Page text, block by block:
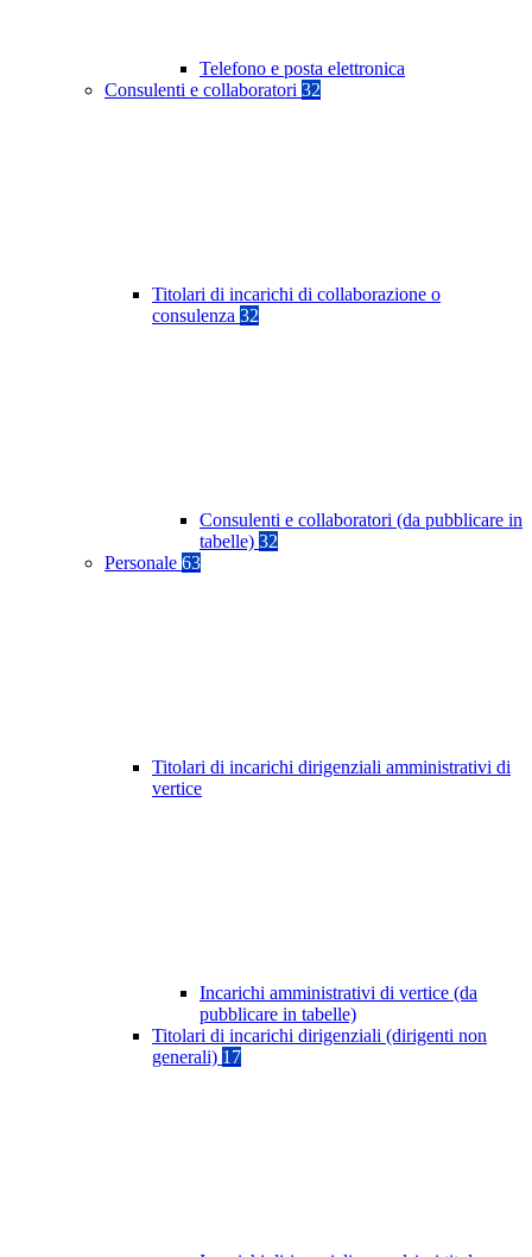
Telefono e posta elettronica
Consulenti e collaboratori 32
Titolari di incarichi di collaborazione o
consulenza 32
Consulenti e collaboratori (da pubblicare in
tabelle) 32
Personale 63
Titolari di incarichi dirigenziali amministrativi di
vertice
Incarichi amministrativi di vertice (da
pubblicare in tabelle)
Titolari di incarichi dirigenziali (dirigenti non
generali) 17